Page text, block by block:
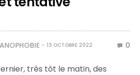
13 OCTOBRE 2022 0
très tôt le matin, des